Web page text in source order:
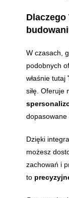
W czasach,
podobnych
właśnie tutaj
siłę. Oferuje
dopasowane
Dzięki
możesz
zachowań i
to